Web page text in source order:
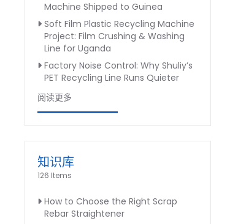
Machine Shipped to Guinea
Soft Film Plastic Recycling Machine
Project: Film Crushing & Washing
Line for Uganda
Factory Noise Control: Why Shuliy’s
PET Recycling Line Runs Quieter
阅读更多
知识库
126 Items
How to Choose the Right Scrap
Rebar Straightener